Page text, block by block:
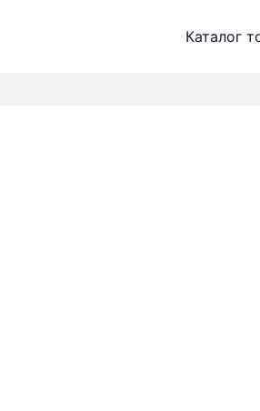
Каталог